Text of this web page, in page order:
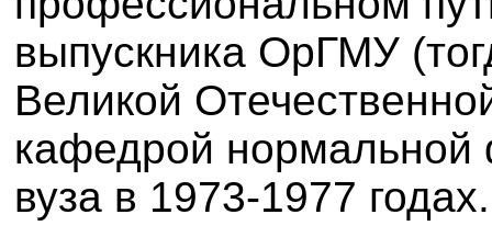
выпускника ОрГМУ
Великой
кафедрой нормальной
вуза в 1973-1977 годах.